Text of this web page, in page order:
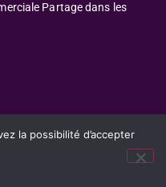
Partage dans les
la possibilité d’accepter